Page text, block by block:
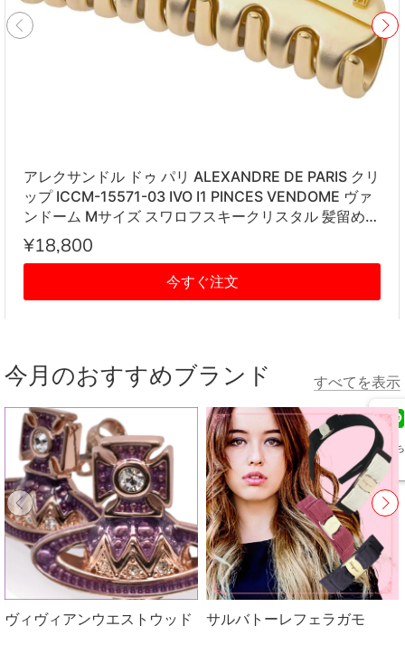
友だち
追加
アレクサンドル ドゥ パリ ALEXANDRE DE PARIS クリ
ップ ICCM-15571-03 IVO I1 PINCES VENDOME ヴァ
ンドーム Mサイズ スワロフスキークリスタル 髪留め
レディース アイボリー系
¥18,800
今すぐ注文
今月のおすすめブランド すべてを表示
ヴィヴィアンウエストウッド サルバトーレフェラガモ